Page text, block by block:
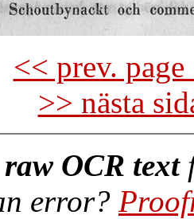
<< prev.
>> nästa
raw OCR text
error?